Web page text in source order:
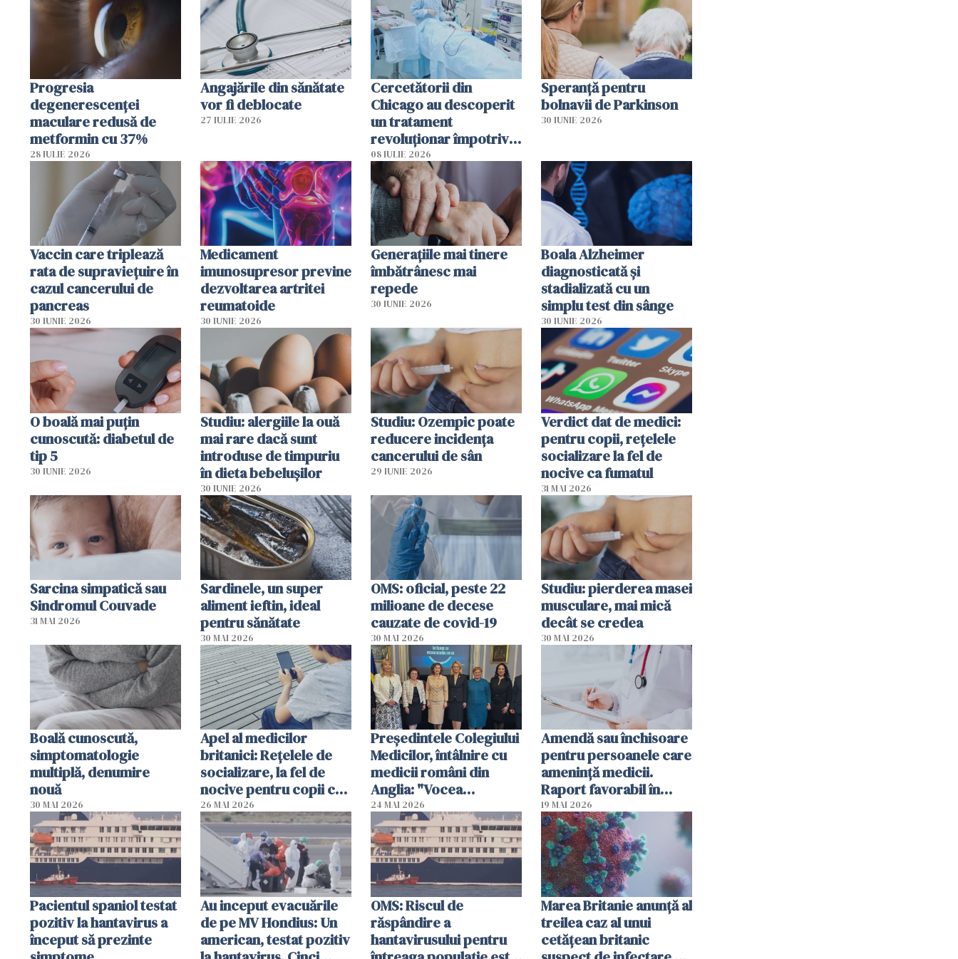
Progresia
degenerescenței
maculare redusă de
metformin cu 37%
28 IULIE 2026
Angajările din sănătate
vor fi deblocate
27 IULIE 2026
Cercetătorii din
Chicago au descoperit
un tratament
revoluționar împotriva
cancerului. Sunt
folosite chiar bacteriile
tumorale
08 IULIE 2026
Speranță pentru
bolnavii de Parkinson
30 IUNIE 2026
Vaccin care triplează
rata de supraviețuire în
cazul cancerului de
pancreas
30 IUNIE 2026
Medicament
imunosupresor previne
dezvoltarea artritei
reumatoide
30 IUNIE 2026
Generațiile mai tinere
îmbătrânesc mai
repede
30 IUNIE 2026
Boala Alzheimer
diagnosticată și
stadializată cu un
simplu test din sânge
30 IUNIE 2026
O boală mai puțin
cunoscută: diabetul de
tip 5
30 IUNIE 2026
Studiu: alergiile la ouă
mai rare dacă sunt
introduse de timpuriu
în dieta bebelușilor
30 IUNIE 2026
Studiu: Ozempic poate
reducere incidența
cancerului de sân
29 IUNIE 2026
Verdict dat de medici:
pentru copii, rețelele
socializare la fel de
nocive ca fumatul
31 MAI 2026
Sarcina simpatică sau
Sindromul Couvade
31 MAI 2026
Sardinele, un super
aliment ieftin, ideal
pentru sănătate
30 MAI 2026
OMS: oficial, peste 22
milioane de decese
cauzate de covid-19
30 MAI 2026
Studiu: pierderea masei
musculare, mai mică
decât se credea
30 MAI 2026
Boală cunoscută,
simptomatologie
multiplă, denumire
nouă
30 MAI 2026
Apel al medicilor
britanici: Reţelele de
socializare, la fel de
nocive pentru copii ca
fumatul
26 MAI 2026
Președintele Colegiului
Medicilor, întâlnire cu
medicii români din
Anglia: "Vocea
dumneavoastră trebuie
să fie auzită"
24 MAI 2026
Amendă sau închisoare
pentru persoanele care
ameninţă medicii.
Raport favorabil în
Senat
19 MAI 2026
Pacientul spaniol testat
pozitiv la hantavirus a
început să prezinte
Au inceput evacuările
de pe MV Hondius: Un
american, testat pozitiv
OMS: Riscul de
răspândire a
hantavirusului pentru
Marea Britanie anunţă al
treilea caz al unui
cetăţean britanic